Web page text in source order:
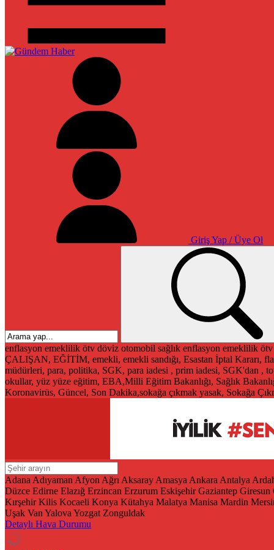
Giriş Yap / Üye Ol
enflasyon emeklilik ötv döviz otomobil sağlık enflasyon emeklilik ötv
ÇALIŞAN, EĞİTİM, emekli, emekli sandığı, Esastan İptal Kararı,
müdürleri, para, politika, SGK, para iadesi , prim iadesi, SGK'dan ,
okullar, yüz yüze eğitim, EBA,Milli Eğitim Bakanlığı, Sağlık
Koronavirüs, Güncel, Son Dakika,sokağa çıkmak yasak, Sokağa
Adana Adıyaman Afyon Ağrı Aksaray Amasya Ankara Antalya
Düzce Edirne Elazığ Erzincan Erzurum Eskişehir Gaziantep Giresun
Kırşehir Kilis Kocaeli Konya Kütahya Malatya Manisa Mardin
Uşak Van Yalova Yozgat Zonguldak
Detaylı Hava Durumu